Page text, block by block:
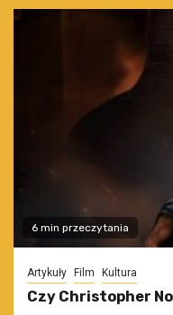
6 min przeczytania
Artykuły Film Kultura
Czy Christopher